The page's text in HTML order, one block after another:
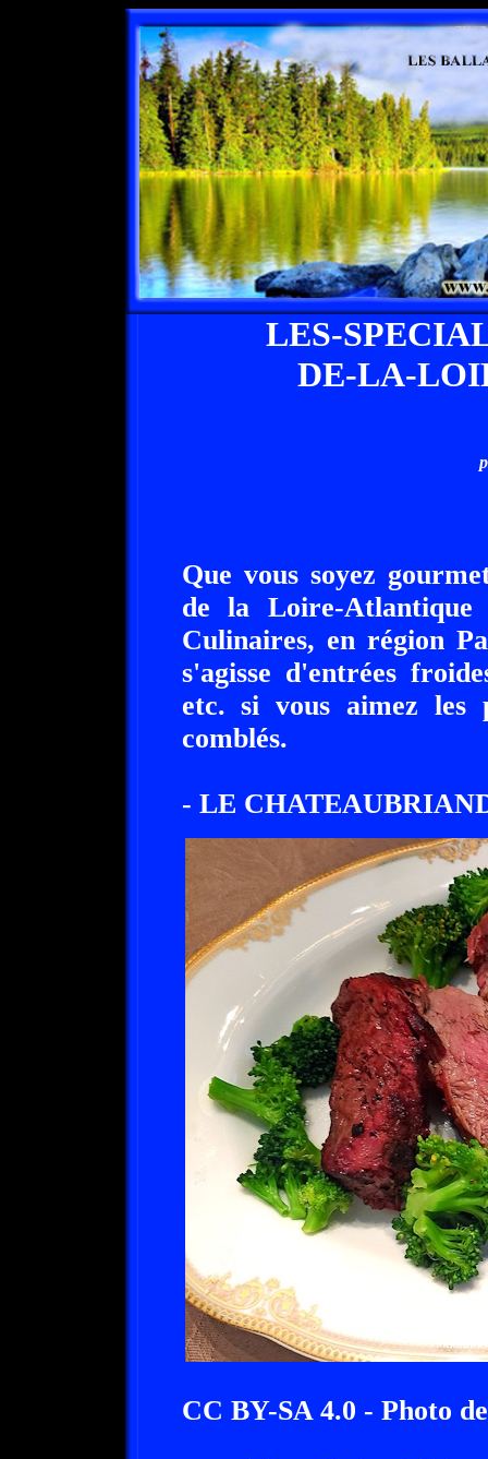
LES-
DE-LA-
Que vous soyez
de la Loire-Atlantique
Culinaires, en région
s'agisse d'entrées
etc. si vous aimez les
comblés.
- LE
CC BY-SA 4.0 - Photo